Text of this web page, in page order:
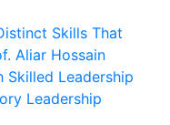
Skills That
Aliar Hossain
Skilled Leadership
Leadership